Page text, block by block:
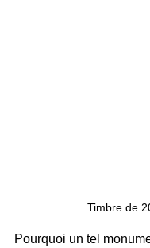
Timbre de
Pourquoi un tel